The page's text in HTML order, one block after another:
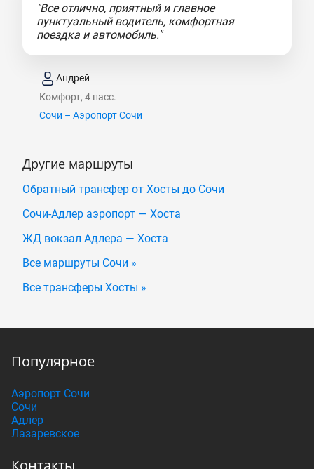
"Все отлично, приятный и главное
пунктуальный водитель, комфортная
поездка и автомобиль."
Андрей
Комфорт, 4 пасс.
Сочи – Аэропорт Сочи
Другие маршруты
Обратный трансфер от Хосты до Сочи
Сочи-Адлер аэропорт — Хоста
ЖД вокзал Адлера — Хоста
Все маршруты Сочи »
Все трансферы Хосты »
Популярное
Аэропорт Сочи
Сочи
Адлер
Лазаревское
Контакты